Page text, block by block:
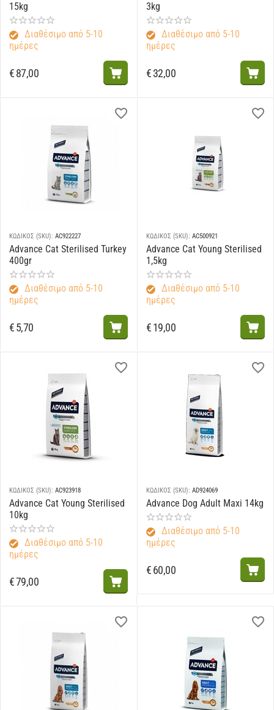
15kg
Διαθέσιμο από 5-10
ημέρες
€87,00
3kg
Διαθέσιμο από 5-10
ημέρες
€32,00
ΚΩΔΙΚΟΣ (SKU): AC922227
Advance Cat Sterilised Turkey
400gr
Διαθέσιμο από 5-10
ημέρες
€5,70
ΚΩΔΙΚΟΣ (SKU): AC500921
Advance Cat Young Sterilised
1,5kg
Διαθέσιμο από 5-10
ημέρες
€19,00
ΚΩΔΙΚΟΣ (SKU): AC923918
Advance Cat Young Sterilised
10kg
Διαθέσιμο από 5-10
ημέρες
€79,00
ΚΩΔΙΚΟΣ (SKU): AD924069
Advance Dog Adult Maxi 14kg
Διαθέσιμο από 5-10
ημέρες
€60,00